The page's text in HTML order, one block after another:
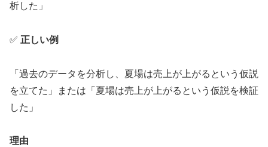
析した」
✅ 正しい例
「過去のデータを分析し、夏場は売上が上がるという仮説
を立てた」または「夏場は売上が上がるという仮説を検証
した」
理由